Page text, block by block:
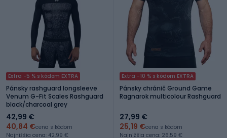
Extra -5 % s kódom EXTRA
Pánsky rashguard longsleeve
Venum G-Fit Scales Rashguard
black/charcoal grey
42,99 €
40,84 €cena s kódom
Najnižšia cena: 42,99 €
Extra -10 % s kódom EXTRA
Pánsky chránič Ground Game
Ragnarok multicolour Rashguard
27,99 €
25,19 €cena s kódom
Najnižšia cena: 26,59 €